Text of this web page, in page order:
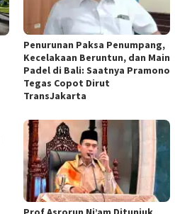
Penurunan Paksa Penumpang,
Kecelakaan Beruntun, dan Main
Padel di Bali: Saatnya Pramono
Tegas Copot Dirut
TransJakarta